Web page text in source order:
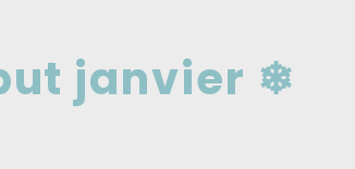
janvier ❄